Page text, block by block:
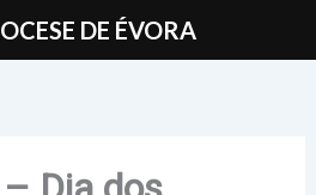
DE ÉVORA